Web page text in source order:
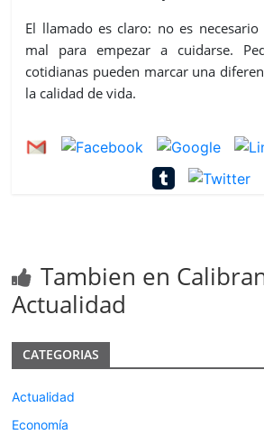
El llamado es claro: no es
mal para empezar a cuidarse.
cotidianas pueden marcar una
la calidad de vida.
Tambien en
Actualidad
CATEGORIAS
Actualidad
Economía